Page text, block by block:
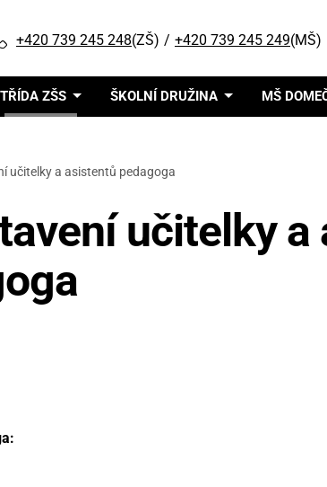
+420 739 245 248(ZŠ) +420 739 245 249(MŠ)
TŘÍDA ZŠS ŠKOLNÍ DRUŽINA MŠ
učitelky a asistentů pedagoga
učitelky a